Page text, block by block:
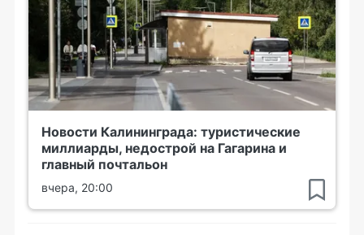
Новости Калининграда: туристические
миллиарды, недострой на Гагарина и
главный почтальон
вчера, 20:00